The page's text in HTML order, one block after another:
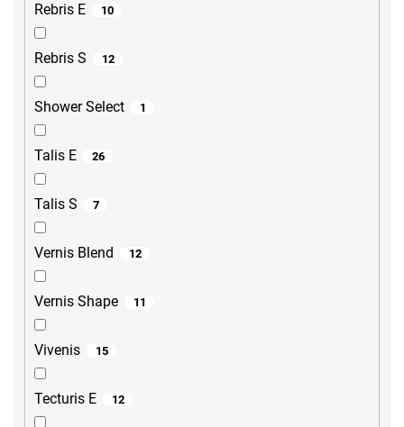
Rebris E 10
Rebris S 12
Shower Select 1
Talis E 26
Talis S 7
Vernis Blend 12
Vernis Shape 11
Vivenis 15
Tecturis E 12